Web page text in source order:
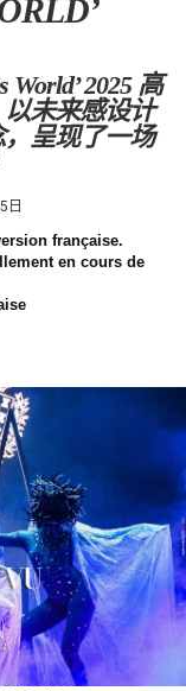
World’ 2025 高
未来感设计
呈现了一场
日
française.
en cours de